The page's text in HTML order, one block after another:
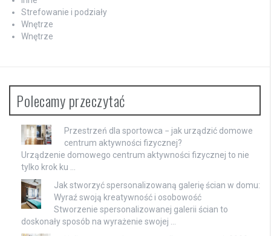
Strefowanie i podziały
Wnętrze
Wnętrze
Polecamy przeczytać
Przestrzeń dla sportowca − jak urządzić domowe
centrum aktywności fizycznej?
Urządzenie domowego centrum aktywności fizycznej to nie
tylko krok ku …
Jak stworzyć spersonalizowaną galerię ścian w domu:
Wyraź swoją kreatywność i osobowość
Stworzenie spersonalizowanej galerii ścian to
doskonały sposób na wyrażenie swojej …